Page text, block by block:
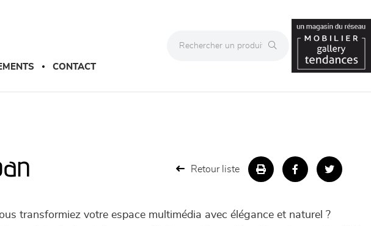
CONTACT
Retour liste
transformiez votre espace multimédia avec élégance et naturel ?